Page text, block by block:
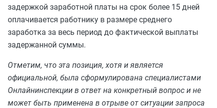
задержкой заработной платы на срок более 15 дней
оплачивается работнику в размере среднего
заработка за весь период до фактической выплаты
задержанной суммы.
Отметим, что эта позиция, хотя и является
официальной, была сформулирована специалистами
Онлайнинспекции в ответ на конкретный вопрос и не
может быть применена в отрыве от ситуации запроса